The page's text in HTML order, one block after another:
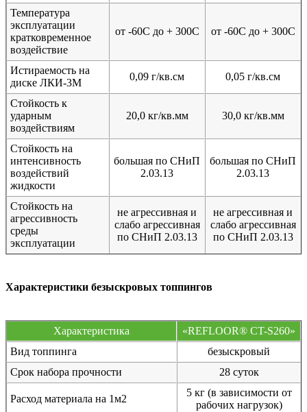
Температура
эксплуатации
кратковременное
воздействие
от -60С до + 300С от -60С до + 300С
Истираемость на
диске ЛКИ-3М
0,09 г/кв.см 0,05 г/кв.см
Стойкость к
ударным
воздействиям
20,0 кг/кв.мм 30,0 кг/кв.мм
Стойкость на
интенсивность
воздействий
жидкости
большая по СНиП
2.03.13
большая по СНиП
2.03.13
Стойкость на
агрессивность
среды
эксплуатации
не агрессивная и
слабо агрессивная
по СНиП 2.03.13
не агрессивная и
слабо агрессивная
по СНиП 2.03.13
Характеристики безыскровых топпингов
Характеристика
«REFLOOR® CT-S260»
Вид топпинга
безыскровый
Срок набора прочности
28 суток
Расход материала на 1м2
5 кг (в зависимости от
рабочих нагрузок)